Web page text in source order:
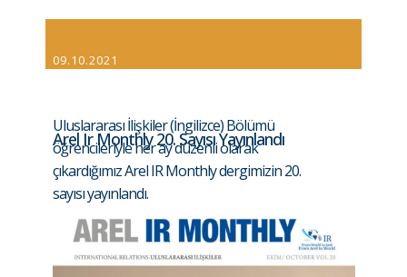
09.10.2021
Arel Ir Monthly 20. Sayısı Yayınlandı
Uluslararası İlişkiler (İngilizce) Bölümü
öğrencileriyle her ay düzenli olarak
çıkardığımız Arel IR Monthly dergimizin 20.
sayısı yayınlandı.